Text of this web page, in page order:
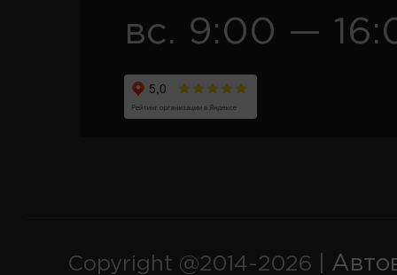
вс. 9:00 —
Copyright @2014-2026 |